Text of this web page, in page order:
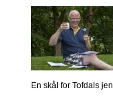
En skål for Tofdals